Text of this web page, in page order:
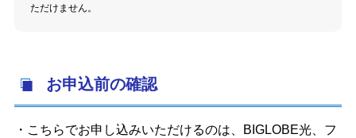
ただけません。
お申込前の確認
こちらでお申し込みいただけるのは、BIGLOBE光、フ